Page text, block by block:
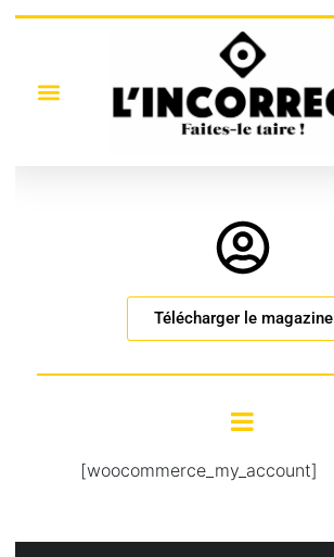
Télécharger le magazine
[woocommerce_my_account]